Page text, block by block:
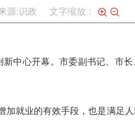
源:识政 文字缩放：
中心开幕。市委副书记、市
就业的有效手段，也是满足